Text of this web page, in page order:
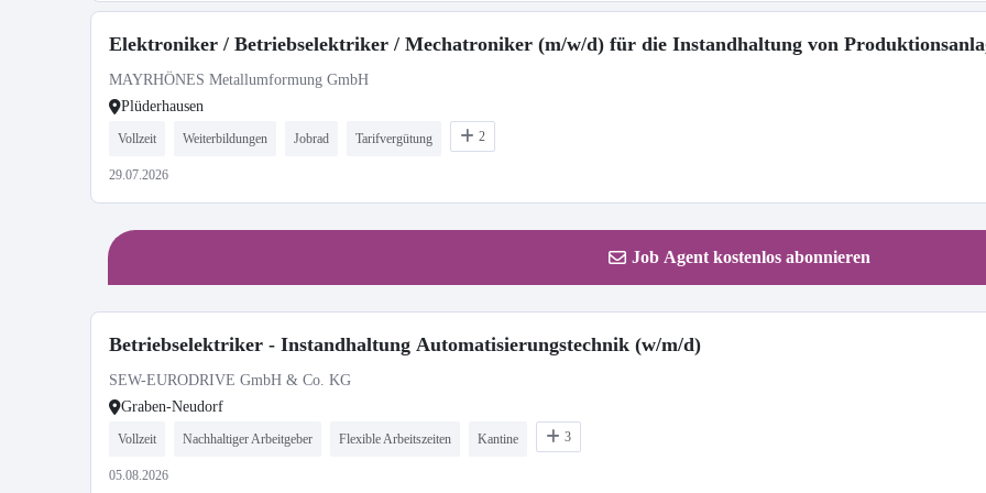
Elektroniker / Betriebselektriker / Mechatroniker (m/w/d) für die Instandhaltung von
MAYRHÖNES Metallumformung GmbH
Plüderhausen
Vollzeit Weiterbildungen Jobrad Tarifvergütung 2
29.07.2026
Job Agent kostenlos abonnieren
Betriebselektriker - Instandhaltung Automatisierungstechnik (w/m/d)
SEW-EURODRIVE GmbH & Co. KG
Graben-Neudorf
Vollzeit Nachhaltiger Arbeitgeber Flexible Arbeitszeiten Kantine 3
05.08.2026